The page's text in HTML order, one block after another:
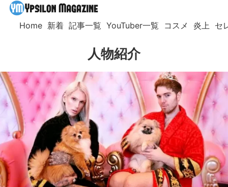
Home 新着 記事一覧 YouTuber一覧 コスメ 炎上 セ
人物紹介